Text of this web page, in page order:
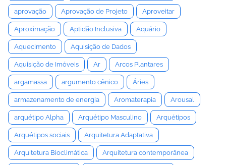
aprovação Aprovação de Projeto Aproveitar
Aproximação Aptidão Inclusiva Aquário
Aquecimento Aquisição de Dados
Aquisição de Imóveis Ar Arcos Plantares
argamassa argumento cênico Áries
armazenamento de energia Aromaterapia Arousal
arquétipo Alpha Arquétipo Masculino Arquétipos
Arquétipos sociais Arquitetura Adaptativa
Arquitetura Bioclimática Arquitetura contemporânea